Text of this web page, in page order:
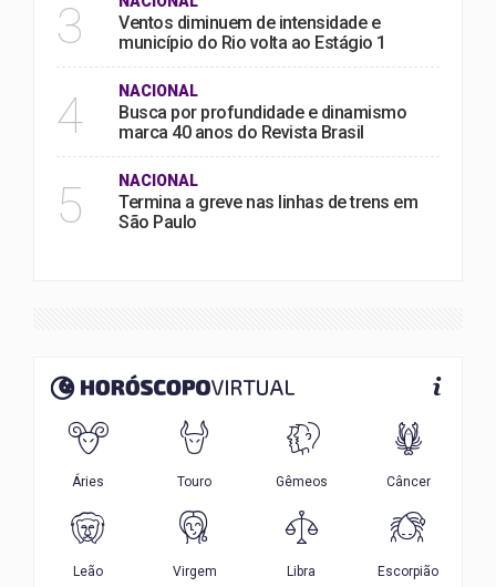
3
Ventos diminuem de intensidade e
município do Rio volta ao Estágio 1
4 NACIONAL
Busca por profundidade e dinamismo
marca 40 anos do Revista Brasil
5 NACIONAL
Termina a greve nas linhas de trens em
São Paulo